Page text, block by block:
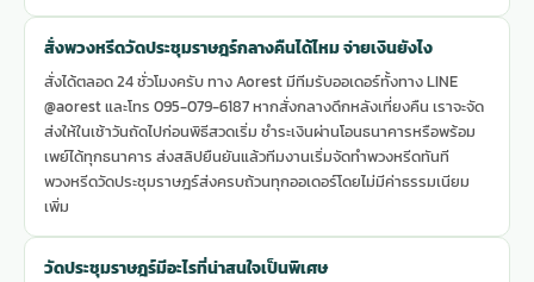
สั่งพวงหรีดวัดประชุมราษฎร์กลางคืนได้ไหม จ่ายเงินยังไง
สั่งได้ตลอด 24 ชั่วโมงครับ ทาง Aorest มีทีมรับออเดอร์ทั้งทาง LINE
@aorest และโทร 095-079-6187 หากสั่งกลางดึกหลังเที่ยงคืน เราจะจัด
ส่งให้ในเช้าวันถัดไปก่อนพิธีสวดเริ่ม ชำระเงินผ่านโอนธนาคารหรือพร้อม
เพย์ได้ทุกธนาคาร ส่งสลิปยืนยันแล้วทีมงานเริ่มจัดทำพวงหรีดทันที
พวงหรีดวัดประชุมราษฎร์ส่งครบถ้วนทุกออเดอร์โดยไม่มีค่าธรรมเนียม
เพิ่ม
วัดประชุมราษฎร์มีอะไรที่น่าสนใจเป็นพิเศษ